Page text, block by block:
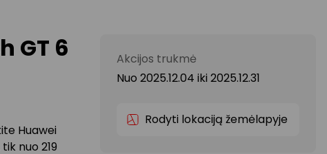
GT 6
Huawei
nuo 219
Akcijos trukmė
Nuo 2025.12.04 iki 2025.12.31
Rodyti lokaciją žemėlapyje